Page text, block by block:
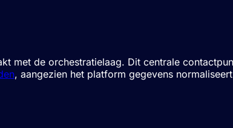
met de orchestratielaag. Dit centrale
, aangezien het platform gegevens